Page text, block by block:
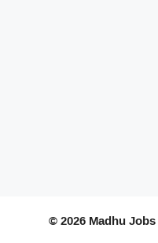
© 2026 Madhu Jobs